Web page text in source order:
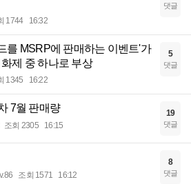
1744 16:32
댓글
를 MSRP에 판매하는 이벤트'가
제 중 하나로 부상
1345 16:22
5
댓글
7월 판매량
조회 2305 16:15
19
댓글
조회 1571 16:12
8
댓글